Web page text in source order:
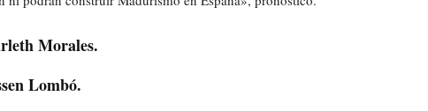
Morales.
Lombó.